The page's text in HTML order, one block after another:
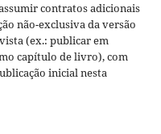
contratos adicionais
não-exclusiva da versão
(ex.: publicar em
capítulo de livro), com
inicial nesta